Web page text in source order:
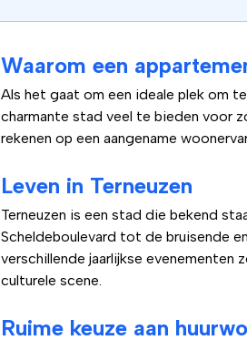
Waarom een
Als het gaat om een ideale plek om
charmante stad veel te bieden voor
rekenen op een aangename
Leven in Terneuzen
Terneuzen is een stad die bekend
Scheldeboulevard tot de bruisende
verschillende jaarlijkse evenementen
culturele scene.
Ruime keuze aan